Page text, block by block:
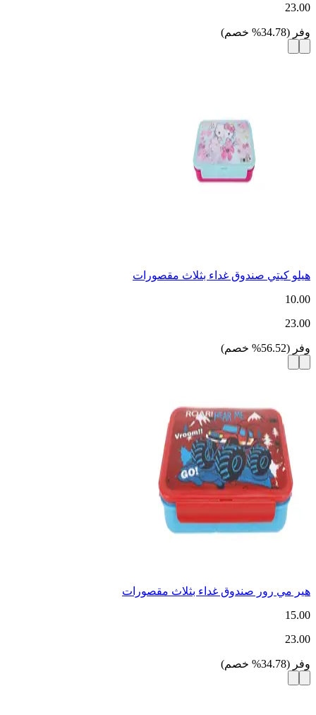
23.00
وفر (
34.78
% خصم)
هيلو كيتي صندوق غداء بثلاث مقصورات
10.00
23.00
وفر (
56.52
% خصم)
هير مي رور صندوق غداء بثلاث مقصورات
15.00
23.00
وفر (
34.78
% خصم)